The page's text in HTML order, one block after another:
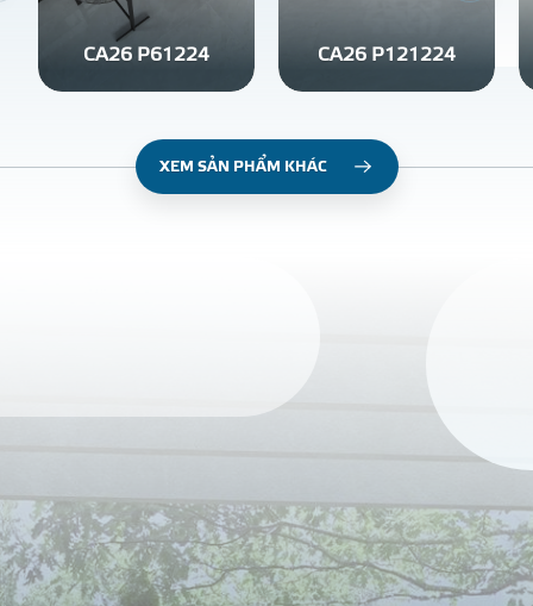
CA26 P61224 CA26 P121224
XEM SẢN PHẨM KHÁC